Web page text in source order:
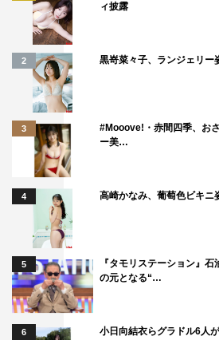
ィ披露
2 黒嵜菜々子、ランジェリー
3
#Mooove!・赤間四季、お
ー美…
4 高崎かなみ、葡萄色ビキニ
5
『タモリステーション』
の元となる“…
6 小日向結衣らグラドル6人